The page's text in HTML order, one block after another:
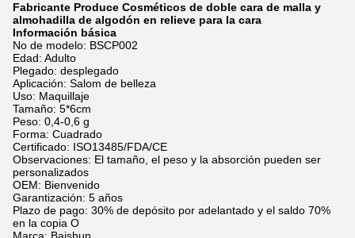
Fabricante Produce Cosméticos de doble cara de malla y
almohadilla de algodón en relieve para la cara
Información básica
No de modelo: BSCP002
Edad: Adulto
Plegado: desplegado
Aplicación: Salom de belleza
Uso: Maquillaje
Tamaño: 5*6cm
Peso: 0,4-0,6 g
Forma: Cuadrado
Certificado: ISO13485/FDA/CE
Observaciones: El tamaño, el peso y la absorción pueden ser
personalizados
OEM: Bienvenido
Garantización: 5 años
Plazo de pago: 30% de depósito por adelantado y el saldo 70%
en la copia O